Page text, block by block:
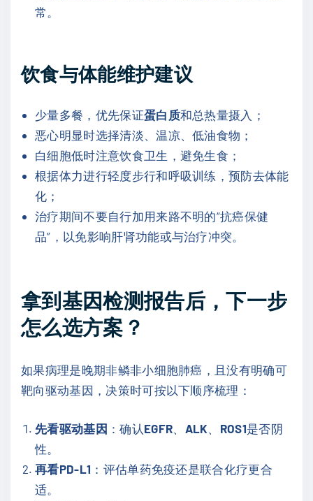
常。
饮食与体能维护建议
少量多餐，优先保证蛋白质和总热量摄入；
恶心明显时选择清淡、温凉、低油食物；
白细胞低时注意饮食卫生，避免生食；
根据体力进行轻度步行和呼吸训练，预防去体能
化；
治疗期间不要自行加用来路不明的“抗癌保健
品”，以免影响肝肾功能或与治疗冲突。
拿到基因检测报告后，下一步
怎么选方案？
如果病理是晚期非鳞非小细胞肺癌，且没有明确可
靶向驱动基因，决策时可按以下顺序梳理：
先看驱动基因 ：确认 EGFR ALK ROS1是否阴
性。
再看PD-L1 ：评估单药免疫还是联合化疗更合
适。